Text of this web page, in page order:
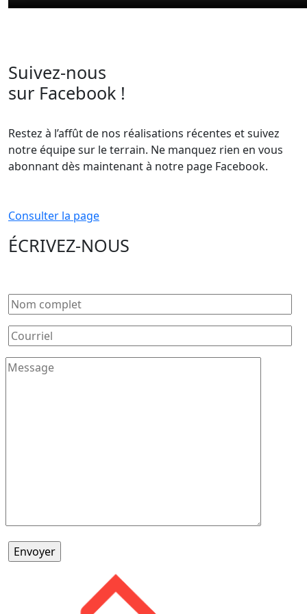
Suivez-nous
sur Facebook !
Restez à l’affût de nos réalisations récentes et suivez
notre équipe sur le terrain. Ne manquez rien en vous
abonnant dès maintenant à notre page Facebook.
Consulter la page
ÉCRIVEZ-NOUS